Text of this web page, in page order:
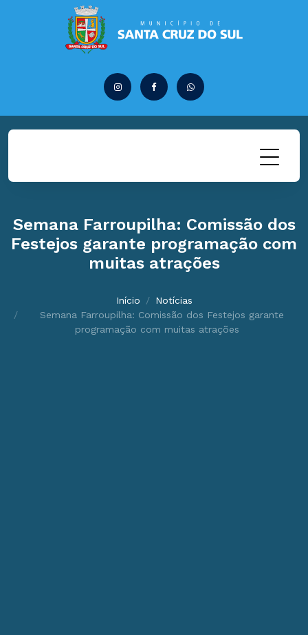
Semana Farroupilha: Comissão dos
Festejos garante programação com
muitas atrações
Início
Notícias
Semana Farroupilha: Comissão dos Festejos garante
programação com muitas atrações